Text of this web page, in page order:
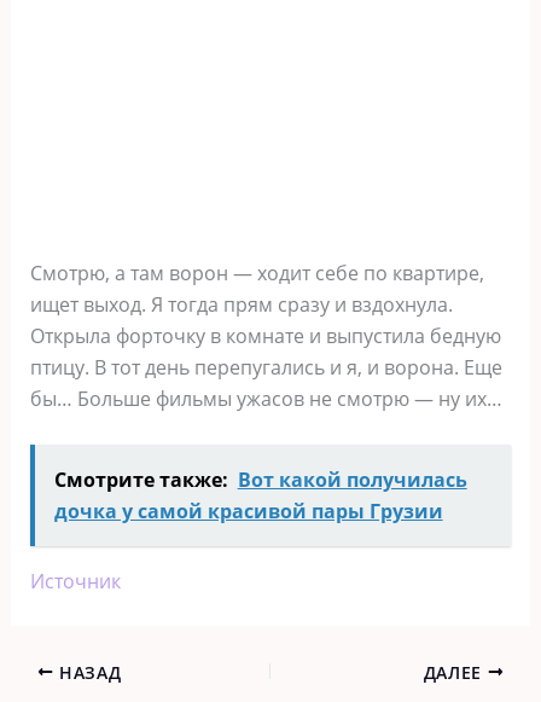
Смотрю, а там ворон — ходит себе по квартире,
ищет выход. Я тогда прям сразу и вздохнула.
Открыла форточку в комнате и выпустила бедную
птицу. В тот день перепугались и я, и ворона. Еще
бы… Больше фильмы ужасов не смотрю — ну их…
Смотрите также: Вот какой получилась
дочка у самой красивой пары Грузии
Источник
НАЗАД ДАЛЕЕ